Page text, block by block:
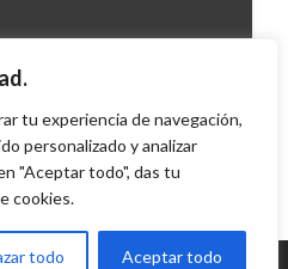
tu experiencia de navegación,
personalizado y analizar
"Aceptar todo", das tu
cookies.
todo Aceptar todo
6 «no ofrecen una
12, 2014